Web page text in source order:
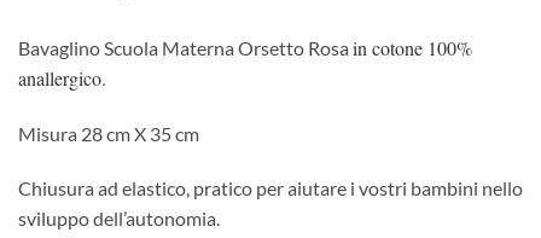
Bavaglino Scuola Materna Orsetto Rosa in cotone 100%
anallergico.
Misura 28 cm X 35 cm
Chiusura ad elastico, pratico per aiutare i vostri bambini nello
sviluppo dell’autonomia.